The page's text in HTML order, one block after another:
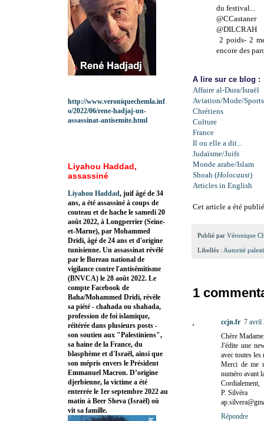
du festival...
@CCastaner
@DILCRAH
2 poids- 2
encore des
A lire sur ce blog :
Affaire al-Dura/Israël
Aviation/Mode/Sports
Chrétiens
Culture
France
Il ou elle a dit...
Judaïsme/Juifs
Monde arabe/Islam
Shoah (Holocaust)
Articles in English
Cet article a été
Publié par Véronique
Libellés : Autorité
1
ccjn.fr 7 avril
Chère
J'édite une
avec toutes les
Merci de me
numéro avant
Cordialement,
P. Silvéra
Répondre
http://www.veroniquechemla.inf
o/2022/06/rene-hadjaj-un-
assassinat-antisemite.html
Liyahou Haddad,
assassiné
Liyahou Haddad, juif âgé de 34
ans, a été assassiné à coups de
couteau et de hache le samedi 20
août 2022, à Longperrier (Seine-
et-Marne), par Mohammed
Dridi, âgé de 24 ans et d'origine
tunisienne. Un assassinat révélé
par le Bureau national de
vigilance contre l'antisémitisme
(BNVCA) le 28 août 2022. Le
compte Facebook de
Baha/Mohammed Dridi, révèle
sa piété - chahada ou shahada,
profession de foi islamique,
réitérée dans plusieurs posts -
son soutien aux "Palestiniens",
sa haine de la France, du
blasphème et d'Israël, ainsi que
son mépris envers le Président
Emmanuel Macron. D’origine
djerbienne, la victime a été
enterrée le 1er septembre 2022 au
matin à Beer Sheva (Israël) où
vit sa famille.